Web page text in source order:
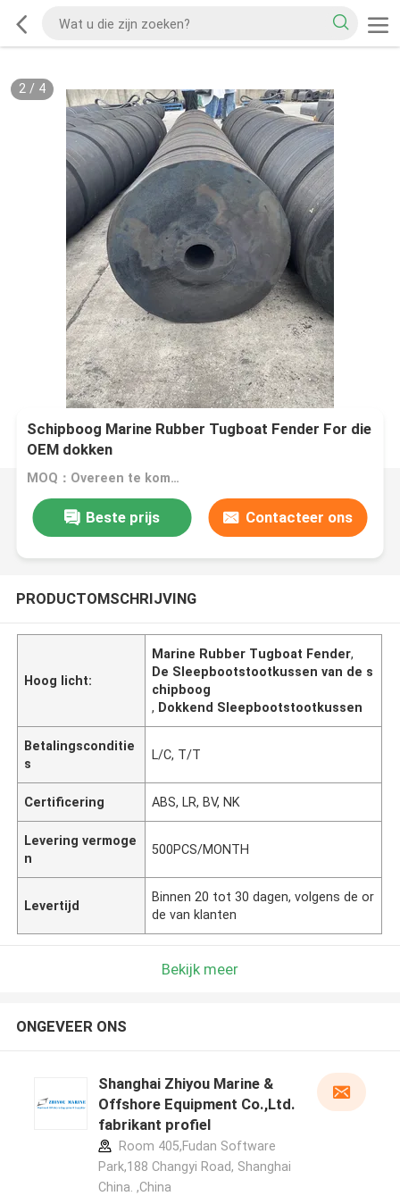
2/ 4
Schipboog Marine Rubber Tugboat Fender For die
OEM dokken
MOQ：Overeen te komen
Beste prijs Contacteer ons
PRODUCTOMSCHRIJVING
Hoog licht:
Marine Rubber Tugboat Fender,
De Sleepbootstootkussen van de s
chipboog
, Dokkend Sleepbootstootkussen
Betalingsconditie
s
L/C, T/T
Certificering ABS, LR, BV, NK
Levering vermoge
n
500PCS/MONTH
Levertijd
Binnen 20 tot 30 dagen, volgens de or
de van klanten
Bekijk meer
ONGEVEER ONS
Shanghai Zhiyou Marine &
Offshore Equipment Co.,Ltd.
fabrikant profiel
Room 405,Fudan Software
Park,188 Changyi Road, Shanghai
China. ,China